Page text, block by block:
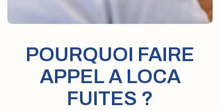
POURQUOI FAIRE
APPEL A LOCA
FUITES ?